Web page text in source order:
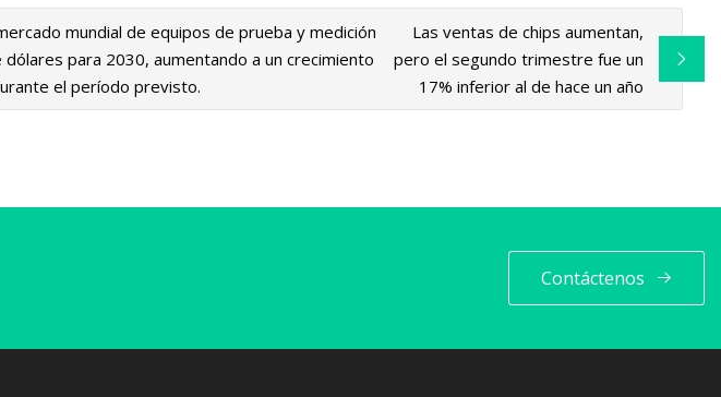
mundial de equipos de prueba y medición
para 2030, aumentando a un crecimiento
el período previsto.
Las ventas de chips aumentan,
pero el segundo trimestre fue un
17% inferior al de hace un año
Contáctenos